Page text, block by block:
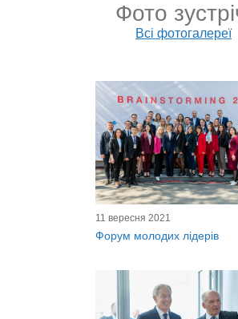
Фото
Всі фотогалереї
11 вересня 2021
Форум молодих лідерів